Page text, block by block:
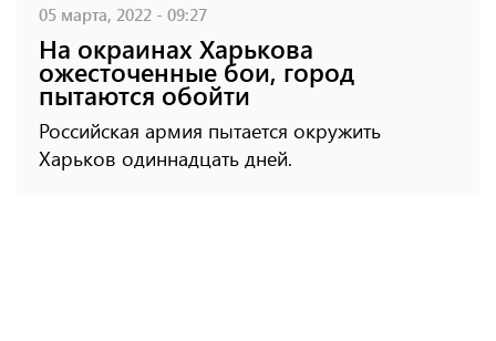
05 марта, 2022 - 09:27
На окраинах Харькова
ожесточенные бои, город
пытаются обойти
Российская армия пытается окружить
Харьков одиннадцать дней.